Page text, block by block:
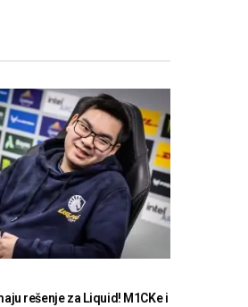
rešenje za Liquid! M1CKe i